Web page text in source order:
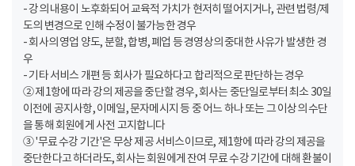
- 강의 내용이 노후화되어 교육적 가치가 현저히 떨어지거나, 관련 법령/제
도의 변경으로 인해 수정이 불가능한 경우
- 회사의 영업 양도, 분할, 합병, 폐업 등 경영상의 중대한 사유가 발생한 경
우
- 기타 서비스 개편 등 회사가 필요하다고 합리적으로 판단하는 경우
② 제1항에 따라 강의 제공을 중단할 경우, 회사는 중단일로부터 최소 30일
이전에 공지사항, 이메일, 문자메시지 등 중 어느 하나 또는 그 이상의 수단
을 통해 회원에게 사전 고지합니다
③ '무료 수강 기간'은 무상 제공 서비스이므로, 제1항에 따라 강의 제공을
중단한다고 하더라도, 회사는 회원에게 잔여 무료 수강 기간에 대해 환불이